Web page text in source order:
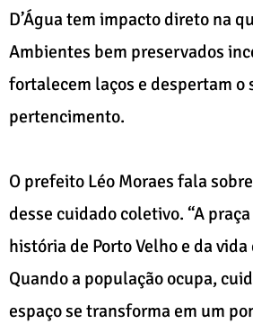
D’Água tem impacto direto na
Ambientes bem preservados
fortalecem laços e despertam o
pertencimento.
O prefeito Léo Moraes fala
desse cuidado coletivo. “A
história de Porto Velho e da vida
Quando a população ocupa,
espaço se transforma em um